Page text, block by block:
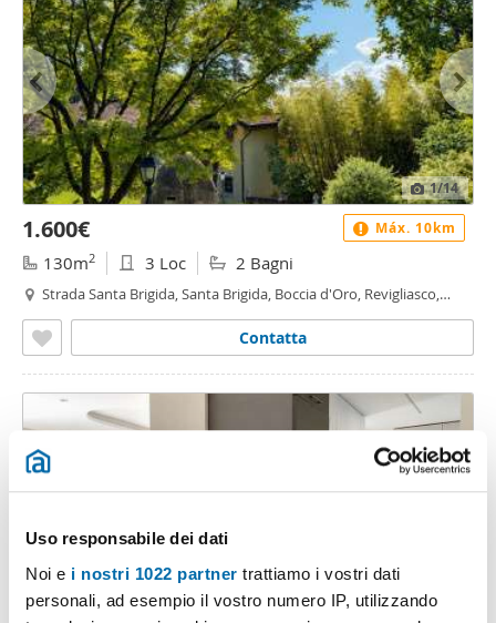
Uso responsabile dei dati
Noi e i nostri 1022 partner trattiamo i vostri dati
personali, ad esempio il vostro numero IP, utilizzando
1/14
1.600€
130m2 3 Loc 2 Bagni
Strada Santa Brigida, Santa Brigida, Boccia d'Oro, Revigliasco,
Contatta
Máx. 10km